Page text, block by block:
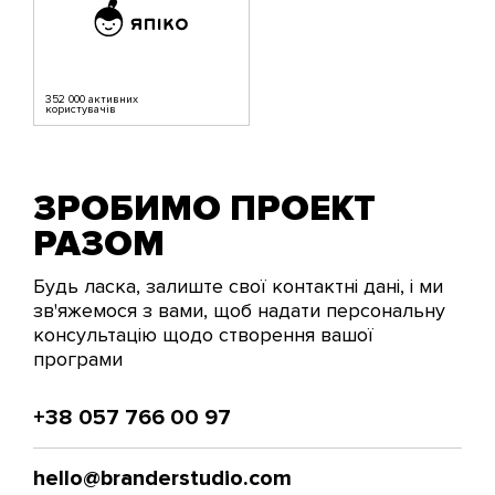
352 000 активних
користувачів
ЗРОБИМО ПРОЕКТ
РАЗОМ
Будь ласка, залиште свої контактні дані, і ми
зв'яжемося з вами, щоб надати персональну
консультацію щодо створення вашої
програми
+38 057 766 00 97
hello@branderstudio.com